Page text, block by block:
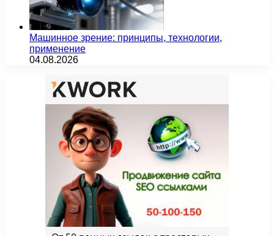
Машинное зрение: принципы, технологии,
применение
04.08.2026